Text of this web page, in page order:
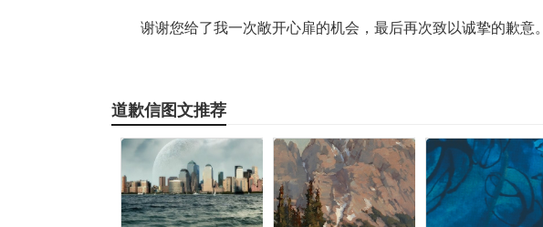
谢谢您给了我一次敞开心扉的机会，最后再次致以诚挚的歉意。
道歉信图文推荐